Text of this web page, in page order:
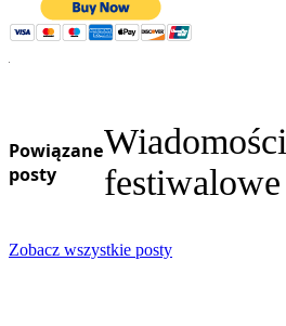
Powiązane
posty
Wiadomości
festiwalowe
Zobacz wszystkie posty